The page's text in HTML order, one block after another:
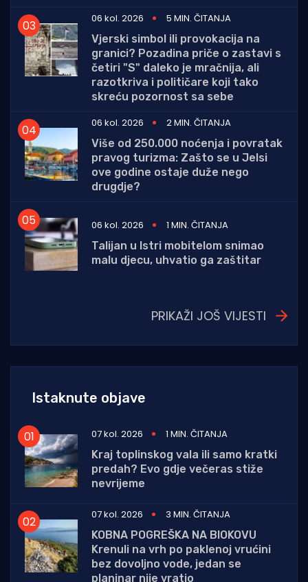
06 kol. 2026
5 MIN. ČITANJA
Vjerski simbol ili provokacija na
granici? Pozadina priče o zastavi s
četiri "S" daleko je mračnija, ali
razotkriva i političare koji tako
skreću pozornost sa sebe
06 kol. 2026
2 MIN. ČITANJA
Više od 250.000 noćenja i povratak
pravog turizma: Zašto se u Jelsi
ove godine ostaje duže nego
drugdje?
06 kol. 2026
1 MIN. ČITANJA
Talijan u Istri mobitelom snimao
malu djecu, uhvatio ga zaštitar
PRIKAŽI JOŠ VIJESTI
Istaknute objave
07 kol. 2026
1 MIN. ČITANJA
Kraj toplinskog vala ili samo kratki
predah? Evo gdje večeras stiže
nevrijeme
07 kol. 2026
3 MIN. ČITANJA
KOBNA POGREŠKA NA BIOKOVU
Krenuli na vrh po paklenoj vrućini
bez dovoljno vode, jedan se
planinar nije vratio